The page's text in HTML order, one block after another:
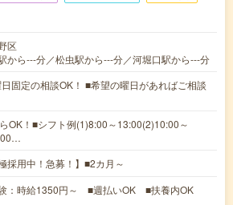
区
から---分／松虫駅から---分／河堀口駅から---分
固定の相談OK！ ■希望の曜日があればご相談
OK！■シフト例(1)8:00～13:00(2)10:00～
採用中！急募！】■2カ月～
：時給1350円～ ■週払いOK ■扶養内OK